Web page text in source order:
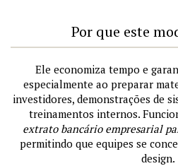
Por que este
Ele economiza tempo e
especialmente ao preparar
investidores, demonstrações de
treinamentos internos.
extrato bancário empresarial
permitindo que equipes se
design.